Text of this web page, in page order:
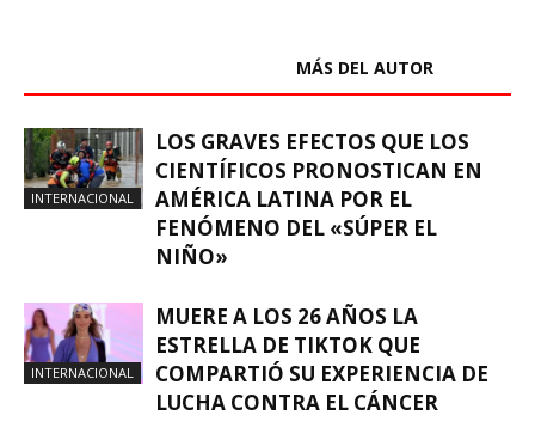
MÁS DEL AUTOR
INTERNACIONAL
LOS GRAVES EFECTOS QUE LOS
CIENTÍFICOS PRONOSTICAN EN
AMÉRICA LATINA POR EL
FENÓMENO DEL «SÚPER EL
NIÑO»
INTERNACIONAL
MUERE A LOS 26 AÑOS LA
ESTRELLA DE TIKTOK QUE
COMPARTIÓ SU EXPERIENCIA DE
LUCHA CONTRA EL CÁNCER